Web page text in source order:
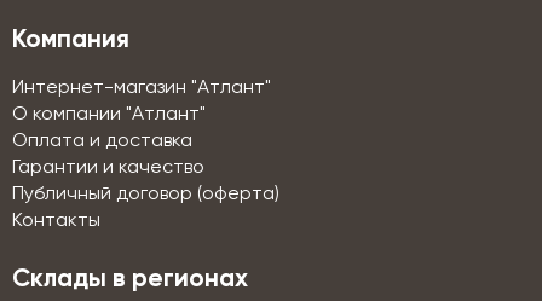
Компания
Интернет-магазин "Атлант"
О компании "Атлант"
Оплата и доставка
Гарантии и качество
Публичный договор (оферта)
Контакты
Склады в регионах